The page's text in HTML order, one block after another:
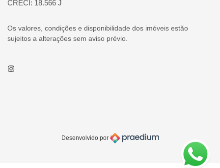
CRECI: 18.566 J
Os valores, condições e disponibilidade dos imóveis estão
sujeitos a alterações sem aviso prévio.
Instagram
Desenvolvido por